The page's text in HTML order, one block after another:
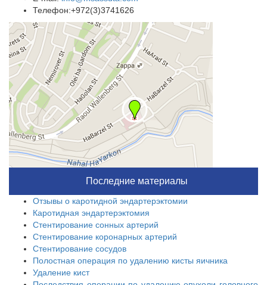
Телефон:+972(3)3741626
Последние материалы
Отзывы о каротидной эндартерэктомии
Каротидная эндартерэктомия
Стентирование сонных артерий
Стентирование коронарных артерий
Стентирование сосудов
Полостная операция по удалению кисты яичника
Удаление кист